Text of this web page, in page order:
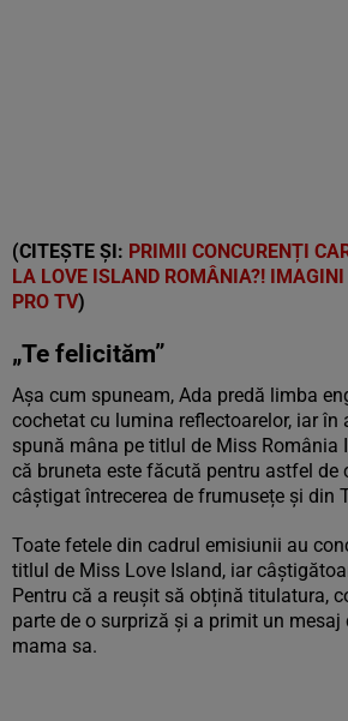
(CITEȘTE ȘI: PRIMII CONCURENȚI
LA LOVE ISLAND ROMÂNIA?! IMAGINI
PRO TV)
„Te felicităm”
Așa cum spuneam, Ada predă limba
cochetat cu lumina reflectoarelor, iar în
spună mâna pe titlul de Miss România
că bruneta este făcută pentru astfel de
câștigat întrecerea de frumusețe și din
Toate fetele din cadrul emisiunii au
titlul de Miss Love Island, iar
Pentru că a reușit să obțină titulatura,
parte de o surpriză și a primit un mesaj
mama sa.